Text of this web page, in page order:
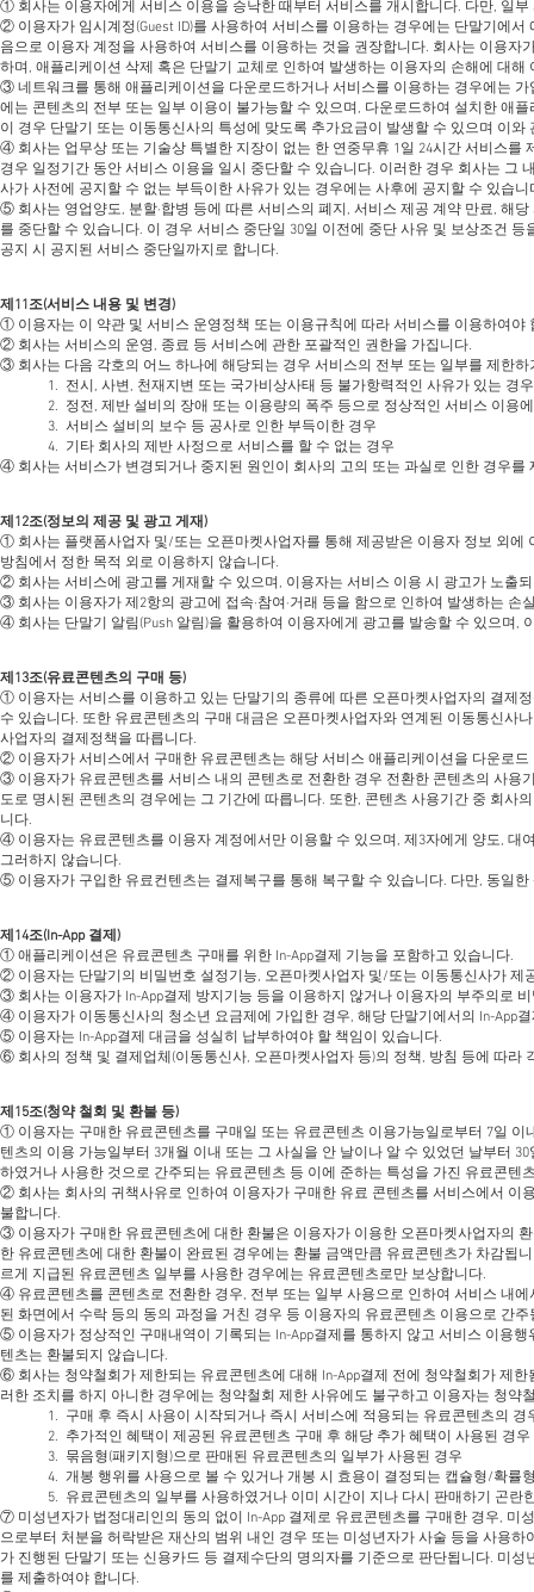
① 회사는 이용자에게 서비스 이용을 승낙한 때부터 서비스를 개시합니다. 다만, 일
② 이용자가 임시계정(Guest ID)를 사용하여 서비스를 이용하는 경우에는 단말기에
음으로 이용자 계정을 사용하여 서비스를 이용하는 것을 권장합니다. 회사는 이용
하며, 애플리케이션 삭제 혹은 단말기 교체로 인하여 발생하는 이용자의 손해에 대해
③ 네트워크를 통해 애플리케이션을 다운로드하거나 서비스를 이용하는 경우에는
에는 콘텐츠의 전부 또는 일부 이용이 불가능할 수 있으며, 다운로드하여 설치한 애
이 경우 단말기 또는 이동통신사의 특성에 맞도록 추가요금이 발생할 수 있으며 이
④ 회사는 업무상 또는 기술상 특별한 지장이 없는 한 연중무휴 1일 24시간 서비스를
경우 일정기간 동안 서비스 이용을 일시 중단할 수 있습니다. 이러한 경우 회사는
사가 사전에 공지할 수 없는 부득이한 사유가 있는 경우에는 사후에 공지할 수 있습니
⑤ 회사는 영업양도, 분할∙합병 등에 따른 서비스의 폐지, 서비스 제공 계약 만료, 해
를 중단할 수 있습니다. 이 경우 서비스 중단일 30일 이전에 중단 사유 및 보상조건
공지 시 공지된 서비스 중단일까지로 합니다.
제11조(서비스 내용 및 변경)
① 이용자는 이 약관 및 서비스 운영정책 또는 이용규칙에 따라 서비스를 이용하여야
② 회사는 서비스의 운영, 종료 등 서비스에 관한 포괄적인 권한을 가집니다.
③ 회사는 다음 각호의 어느 하나에 해당되는 경우 서비스의 전부 또는 일부를 제한
1. 전시, 사변, 천재지변 또는 국가비상사태 등 불가항력적인 사유가 있는 경우
2. 정전, 제반 설비의 장애 또는 이용량의 폭주 등으로 정상적인 서비스 이용
3. 서비스 설비의 보수 등 공사로 인한 부득이한 경우
4. 기타 회사의 제반 사정으로 서비스를 할 수 없는 경우
④ 회사는 서비스가 변경되거나 중지된 원인이 회사의 고의 또는 과실로 인한 경우
제12조(정보의 제공 및 광고 게재)
① 회사는 플랫폼사업자 및/또는 오픈마켓사업자를 통해 제공받은 이용자 정보 외
방침에서 정한 목적 외로 이용하지 않습니다.
② 회사는 서비스에 광고를 게재할 수 있으며, 이용자는 서비스 이용 시 광고가 노출
③ 회사는 이용자가 제2항의 광고에 접속∙참여∙거래 등을 함으로 인하여 발생하는 손
④ 회사는 단말기 알림(Push 알림)을 활용하여 이용자에게 광고를 발송할 수 있으며
제13조(유료콘텐츠의 구매 등)
① 이용자는 서비스를 이용하고 있는 단말기의 종류에 따른 오픈마켓사업자의 결제
수 있습니다. 또한 유료콘텐츠의 구매 대금은 오픈마켓사업자와 연계된 이동통신
사업자의 결제정책을 따릅니다.
② 이용자가 서비스에서 구매한 유료콘텐츠는 해당 서비스 애플리케이션을 다운로
③ 이용자가 유료콘텐츠를 서비스 내의 콘텐츠로 전환한 경우 전환한 콘텐츠의 사용
도로 명시된 콘텐츠의 경우에는 그 기간에 따릅니다. 또한, 콘텐츠 사용기간 중 회
니다.
④ 이용자는 유료콘텐츠를 이용자 계정에서만 이용할 수 있으며, 제3자에게 양도, 대
그러하지 않습니다.
⑤ 이용자가 구입한 유료컨텐츠는 결제복구를 통해 복구할 수 있습니다. 다만, 동일
제14조(In-App 결제)
① 애플리케이션은 유료콘텐츠 구매를 위한 In-App결제 기능을 포함하고 있습니다.
② 이용자는 단말기의 비밀번호 설정기능, 오픈마켓사업자 및/또는 이동통신사가 제
③ 회사는 이용자가 In-App결제 방지기능 등을 이용하지 않거나 이용자의 부주의로
④ 이용자가 이동통신사의 청소년 요금제에 가입한 경우, 해당 단말기에서의 In-App
⑤ 이용자는 In-App결제 대금을 성실히 납부하여야 할 책임이 있습니다.
⑥ 회사의 정책 및 결제업체(이동통신사, 오픈마켓사업자 등)의 정책, 방침 등에 따라
제15조(청약 철회 및 환불 등)
① 이용자는 구매한 유료콘텐츠를 구매일 또는 유료콘텐츠 이용가능일로부터 7일
텐츠의 이용 가능일부터 3개월 이내 또는 그 사실을 안 날이나 알 수 있었던 날부터
하였거나 사용한 것으로 간주되는 유료콘텐츠 등 이에 준하는 특성을 가진 유료콘텐
② 회사는 회사의 귀책사유로 인하여 이용자가 구매한 유료 콘텐츠를 서비스에서 이
불합니다.
③ 이용자가 구매한 유료콘텐츠에 대한 환불은 이용자가 이용한 오픈마켓사업자의
한 유료콘텐츠에 대한 환불이 완료된 경우에는 환불 금액만큼 유료콘텐츠가 차감됩
르게 지급된 유료콘텐츠 일부를 사용한 경우에는 유료콘텐츠로만 보상합니다.
④ 유료콘텐츠를 콘텐츠로 전환한 경우, 전부 또는 일부 사용으로 인하여 서비스 내
된 화면에서 수락 등의 동의 과정을 거친 경우 등 이용자의 유료콘텐츠 이용으로 간
⑤ 이용자가 정상적인 구매내역이 기록되는 In-App결제를 통하지 않고 서비스 이용
텐츠는 환불되지 않습니다.
⑥ 회사는 청약철회가 제한되는 유료콘텐츠에 대해 In-App결제 전에 청약철회가 제
러한 조치를 하지 아니한 경우에는 청약철회 제한 사유에도 불구하고 이용자는 청
1. 구매 후 즉시 사용이 시작되거나 즉시 서비스에 적용되는 유료콘텐츠의 경
2. 추가적인 혜택이 제공된 유료콘텐츠 구매 후 해당 추가 혜택이 사용된 경우
3. 묶음형(패키지형)으로 판매된 유료콘텐츠의 일부가 사용된 경우
4. 개봉 행위를 사용으로 볼 수 있거나 개봉 시 효용이 결정되는 캡슐형/확률
5. 유료콘텐츠의 일부를 사용하였거나 이미 시간이 지나 다시 판매하기 곤란
⑦ 미성년자가 법정대리인의 동의 없이 In-App 결제로 유료콘텐츠를 구매한 경우, 미
으로부터 처분을 허락받은 재산의 범위 내인 경우 또는 미성년자가 사술 등을 사용
가 진행된 단말기 또는 신용카드 등 결제수단의 명의자를 기준으로 판단됩니다. 미
를 제출하여야 합니다.